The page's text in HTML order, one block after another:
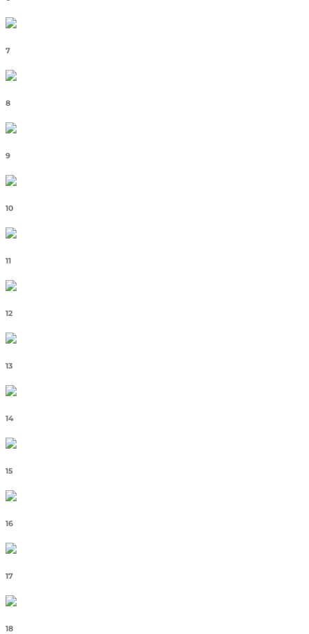
7
8
9
10
11
12
13
14
15
16
17
18